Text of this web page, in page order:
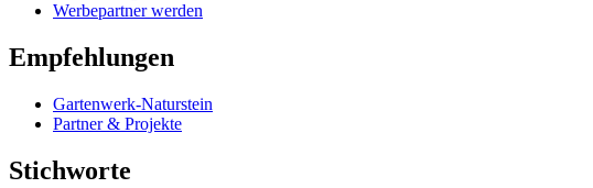
Werbepartner werden
Empfehlungen
Gartenwerk-Naturstein
Partner & Projekte
Stichworte